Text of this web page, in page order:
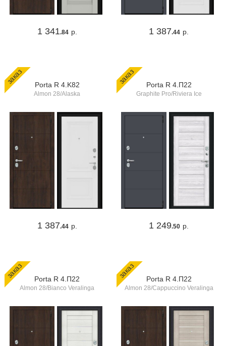
1 341.84 р. 1 387.44 р.
заказ Porta R 4.K82
Almon 28/Alaska
1 387.44 р.
заказ Porta R 4.П22
Graphite Pro/Riviera Ice
1 249.50 р.
заказ Porta R 4.П22
Almon 28/Bianco Veralinga
заказ Porta R 4.П22
Almon 28/Cappuccino Veralinga